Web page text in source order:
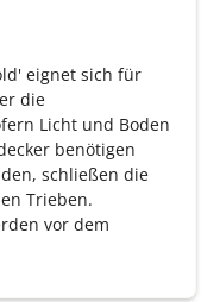
eignet sich für
die
Licht und Boden
benötigen
schließen die
Trieben.
vor dem